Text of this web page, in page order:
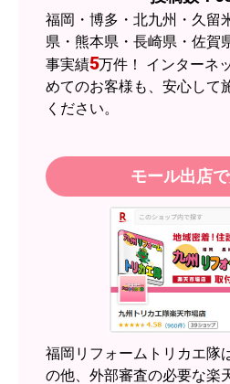
予定の期日までに商品が届きまし
はい
商品の梱包は必要十分なもので
はい
またこのショップを利用したいで
【注文商品】エアコ
文時期】2026年05月頃（
【このショップを選んだ理
近隣のショップでしっかり
【注文からどのくらいで届き
【その他感想・コメント】
福岡・博多・北九州・久留
県・熊本県・長崎県・佐賀
事実績5万件！ インターネ
めてのお客様も、安心して
ください。
モール出店で
福岡リフォームトリカエ隊
の他、外部審査の必要な楽